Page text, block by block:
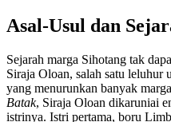
Asal-Usul dan
Sejarah marga Sihotang tak
Siraja Oloan, salah satu leluhur
yang menurunkan banyak
Batak, Siraja Oloan dikaruniai
istrinya. Istri pertama, boru